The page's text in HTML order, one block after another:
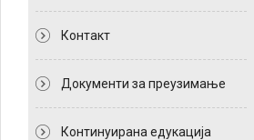
Контакт
Документи за преузимање
Континуирана едукација